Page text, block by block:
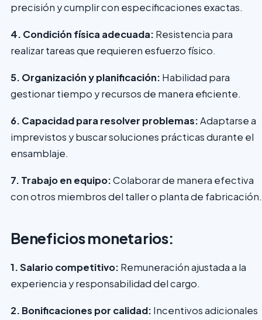
precisión y cumplir con especificaciones exactas.
4. Condición física adecuada: Resistencia para
realizar tareas que requieren esfuerzo físico.
5. Organización y planificación: Habilidad para
gestionar tiempo y recursos de manera eficiente.
6. Capacidad para resolver problemas:Adaptarse a
imprevistos y buscar soluciones prácticas durante el
ensamblaje.
7. Trabajo en equipo:Colaborar de manera efectiva
con otros miembros del taller o planta de fabricación.
Beneficios monetarios:
1. Salario competitivo: Remuneración ajustada a la
experiencia y responsabilidad del cargo.
2. Bonificaciones por calidad: Incentivos adicionales